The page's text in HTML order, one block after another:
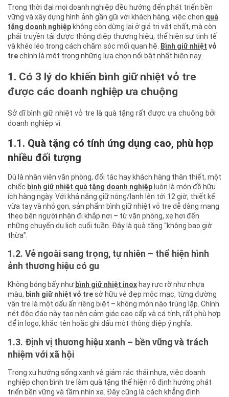
Trong thời đại mọi doanh nghiệp đều hướng đến phát triển bền
vững và xây dựng hình ảnh gần gũi với khách hàng, việc chọn quà
tặng doanh nghiệp không còn dừng lại ở giá trị vật chất, mà còn
phải truyền tải được thông điệp thương hiệu, thể hiện sự tinh tế
và khéo léo trong cách chăm sóc mối quan hệ.
Bình giữ nhiệt vỏ
trechính là một trong những lựa chọn nổi bật nhất hiện nay.
1. Có 3 lý do khiến bình giữ nhiệt vỏ tre
được các doanh nghiệp ưa chuộng
Sở dĩ bình giữ nhiệt vỏ tre là quà tặng rất được ưa chuộng bởi
doanh nghiệp vì:
1.1. Quà tặng có tính ứng dụng cao, phù hợp
nhiều đối tượng
Dù là nhân viên văn phòng, đối tác hay khách hàng thân thiết, một
chiếc bình giữ nhiệt quà tặng doanh nghiệp luôn là món đồ hữu
ích hàng ngày. Với khả năng giữ nóng/lạnh lên tới 12 giờ, thiết kế
vừa tay và nhỏ gọn, sản phẩm bình giữ nhiệt vỏ tre dễ dàng mang
theo bên người nhận đi khắp nơi – từ văn phòng, xe hơi đến
những chuyến du lịch cuối tuần. Đây là quà tặng “không bao giờ
thừa”.
1.2. Vẻ ngoài sang trọng, tự nhiên – thể hiện hình
ảnh thương hiệu có gu
Không bóng bẩy như bình giữ nhiệt inox hay rực rỡ như nhựa
màu, bình giữ nhiệt vỏ tresở hữu vẻ đẹp mộc mạc, từng đường
vân tre là một dấu ấn riêng biệt – không món nào trùng lặp. Chính
nét độc đáo này tạo nên cảm giác cao cấp và cá tính, rất phù hợp
để in logo, khắc tên hoặc ghi dấu một thông điệp ý nghĩa.
1.3. Định vị thương hiệu xanh – bền vững và trách
nhiệm với xã hội
Trong xu hướng sống xanh và giảm rác thải nhựa, việc doanh
nghiệp chọn bình tre làm quà tặng thể hiện rõ định hướng phát
triển bền vững và tầm nhìn xa. Đây cũng là cách khẳng định